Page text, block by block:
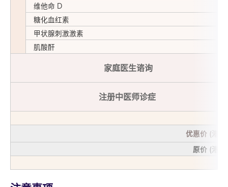
维他命 D
糖化血红素
甲状腺刺激激素
肌酸酐
家庭医生谘询
注册中医师诊症
优惠价 (
原价 (港币